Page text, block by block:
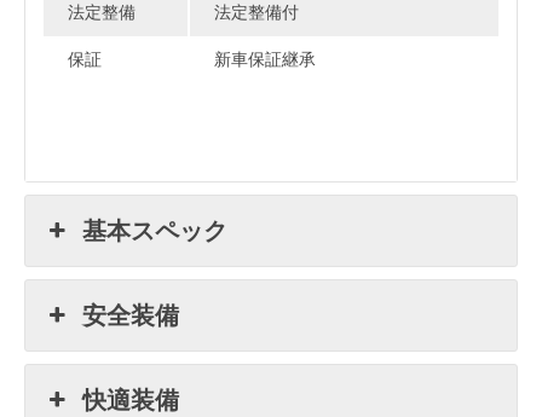
法定整備 法定整備付
保証 新車保証継承
基本スペック
安全装備
快適装備